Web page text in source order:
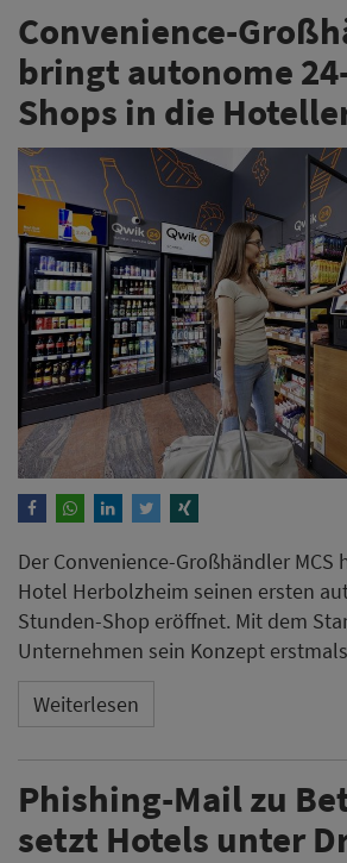
Convenience-
bringt autonome
Shops in die
Der Convenience-Großhändler MCS
Hotel Herbolzheim seinen ersten
Stunden-Shop eröffnet. Mit dem
Unternehmen sein Konzept
Weiterlesen
Phishing-Mail zu
setzt Hotels unter